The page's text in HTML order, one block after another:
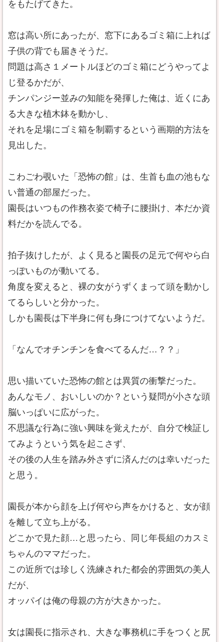
をもたげてきた。
窓は高い所にあったが、窓下にあるゴミ箱に上れば
子供の背でも届きそうだ。
問題は高さ１メートルほどのゴミ箱にどうやってよ
じ登るかだが、
チンパンジー並みの知能を発揮した俺は、近くにあ
る大きな植木鉢を動かし、
それを足場にゴミ箱を制覇するという画期的方法を
見出した。
こわごわ覗いた「恐怖の館」は、生首も血の池もな
い普通の部屋だった。
園長はいつもの作務衣姿で椅子に腰掛け、本だか資
料だかを読んでる。
拍子抜けしたが、よく見ると園長の足元で何やら白
っぽいものが動いてる。
角度を変えると、裸の女がうずくまって頭を動かし
てるらしいと分かった。
しかも園長は下半身に何も身につけてないようだ。
「なんでオチンチンを食べてるんだ…？？」
思い描いていた恐怖の館とは異質の衝撃だった。
あんなモノ、おいしいのか？という疑問が小さな頭
脳いっぱいに広がった。
不思議な行為に強い興味を覚えたが、自分で検証し
てみようという気を起こさず、
その後の人生を踏み外さずに済んだのは幸いだった
と思う。
園長が本から顔を上げ何やら声をかけると、女が顔
を離して立ち上がる。
どこかで見た顔…と思ったら、同じ年長組のカスミ
ちゃんのママだった。
この近所では珍しく洗練された都会的雰囲気の美人
だが、
オッパイは俺の母親の方が大きかった。
女は園長に指示され、大きな事務机に手をつくと尻